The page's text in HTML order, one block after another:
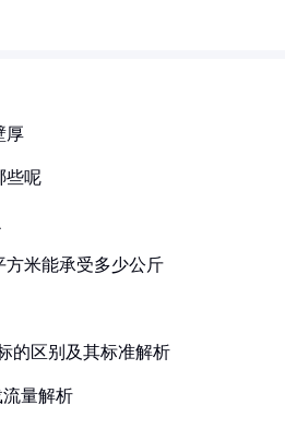
厚
些呢
方米能承受多少公斤
的区别及其标准解析
流量解析